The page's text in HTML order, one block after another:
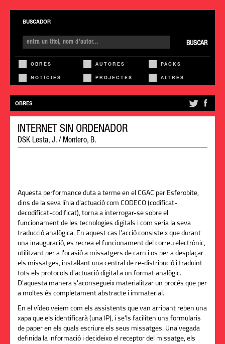
BUSCADOR
BUSCAR
OBRES AUTORES PACKS
NOTÍCIES PROJECTES ALTRES
OBRES
INTERNET SIN ORDENADOR
DSK Lesta, J. / Montero, B.
Aquesta performance duta a terme en el CGAC per Esferobite,
dins de la seva línia d'actuació com CODECO (codificat-
decodificat-codificat), torna a interrogar-se sobre el
funcionament de les tecnologies digitals i com seria la seva
traducció analògica. En aquest cas l'acció consisteix que durant
una inauguració, es recrea el funcionament del correu electrònic,
utilitzant per a l'ocasió a missatgers de carn i os per a desplaçar
els missatges, instal·lant una central de re-distribució i traduint
tots els protocols d'actuació digital a un format analògic.
D'aquesta manera s'aconsegueix materialitzar un procés que per
a moltes és completament abstracte i immaterial.
En el vídeo veiem com els assistents que van arribant reben una
xapa que els identificarà (una IP), i se'ls faciliten uns formularis
de paper en els quals escriure els seus missatges. Una vegada
definida la informació i decideixo el receptor del missatge, els